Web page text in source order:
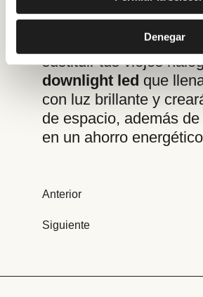
Denegar
transformar tu cuarto
y fácilmente mediante
una iluminación nueva.
sustituir tus viejos
downlight led que
con luz brillante y
de espacio, además
en un ahorro
Navegación
de
Anterior
Siguiente